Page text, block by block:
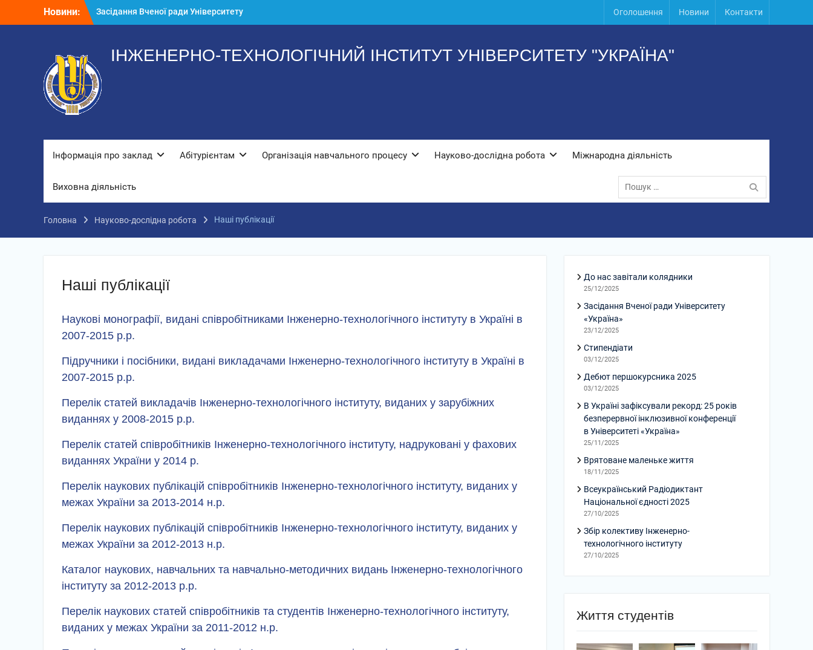
Новини:
Стипендіати
До нас завітали колядники
Оголошення Новини Контакти
ІНЖЕНЕРНО-ТЕХНОЛОГІЧНИЙ ІНСТИТУТ УНІВЕРСИТЕТУ "УКРАЇНА"
Інформація про заклад Абітурієнтам Організація навчального процесу Науково-дослідна робота Міжнародна діяльність
Виховна діяльність
Пошук:
Головна Науково-дослідна робота Наші публікації
Наші публікації
Наукові монографії, видані співробітниками Інженерно-технологічного інституту в Україні в
2007-2015 р.р.
Підручники і посібники, видані викладачами Інженерно-технологічного інституту в Україні в
2007-2015 р.р.
Перелік статей викладачів Інженерно-технологічного інституту, виданих у зарубіжних
виданнях у 2008-2015 р.р.
Перелік статей співробітників Інженерно-технологічного інституту, надруковані у фахових
виданнях України у 2014 р.
Перелік наукових публікацій співробітників Інженерно-технологічного інституту, виданих у
межах України за 2013-2014 н.р.
Перелік наукових публікацій співробітників Інженерно-технологічного інституту, виданих у
межах України за 2012-2013 н.р.
Каталог наукових, навчальних та навчально-методичних видань Інженерно-технологічного
інституту за 2012-2013 р.р.
Перелік наукових статей співробітників та студентів Інженерно-технологічного інституту,
виданих у межах України за 2011-2012 н.р.
До нас завітали колядники
25/12/2025
Засідання Вченої ради Університету
«Україна»
23/12/2025
Стипендіати
03/12/2025
Дебют першокурсника 2025
03/12/2025
В Україні зафіксували рекорд: 25 років
безперервної інклюзивної конференції
в Університеті «Україна»
25/11/2025
Врятоване маленьке життя
18/11/2025
Всеукраїнський Радіодиктант
Національної єдності 2025
27/10/2025
Збір колективу Інженерно-
технологічного інституту
27/10/2025
Життя студентів